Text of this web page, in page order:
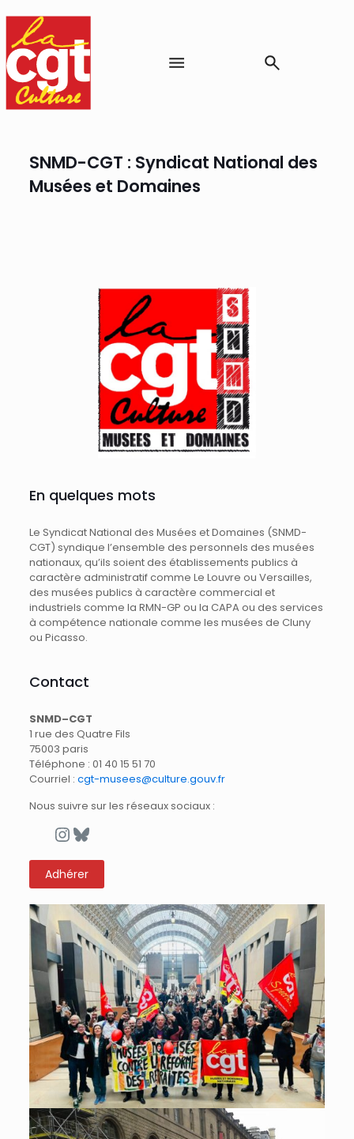
SNMD-CGT : Syndicat National des
Musées et Domaines
En quelques mots
Le Syndicat National des Musées et Domaines (SNMD-
CGT) syndique l’ensemble des personnels des musées
nationaux, qu’ils soient des établissements publics à
caractère administratif comme Le Louvre ou Versailles,
des musées publics à caractère commercial et
industriels comme la RMN-GP ou la CAPA ou des services
à compétence nationale comme les musées de Cluny
ou Picasso.
Contact
SNMD–CGT
1 rue des Quatre Fils
75003 paris
Téléphone : 01 40 15 51 70
Courriel : cgt-musees@culture.gouv.fr
Nous suivre sur les réseaux sociaux :
InstagramBluesky
Adhérer